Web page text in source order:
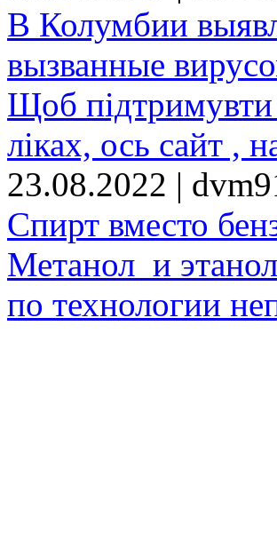
В Колумбии
вызванные
Щоб підтримувти
ліках, ось сайт ,
23.08.2022 |
Спирт вместо
Метанол и
по технологии